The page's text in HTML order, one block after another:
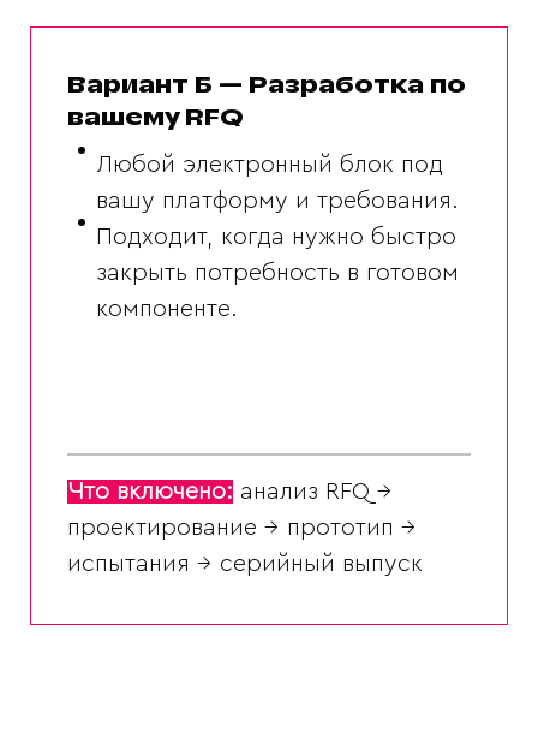
Вариант Б — Разработка по
вашему RFQ
Любой электронный блок под
вашу платформу и требования.
Подходит, когда нужно быстро
закрыть потребность в готовом
компоненте.
Что включено: анализ RFQ →
проектирование → прототип →
испытания → серийный выпуск